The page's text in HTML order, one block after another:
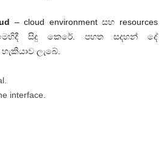
– cloud environment සහ resources
සිදු කෙරේ. පහත සදහන් දේ
ලැබේ.
interface.